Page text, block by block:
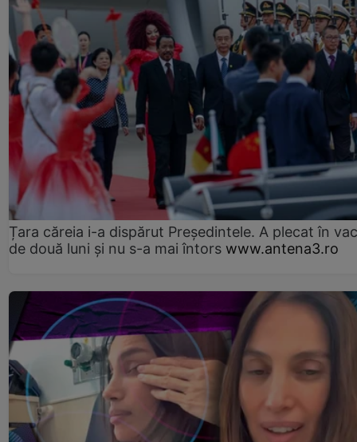
Țara căreia i-a dispărut Președintele. A plecat în
de două luni și nu s-a mai întors www.antena3.ro